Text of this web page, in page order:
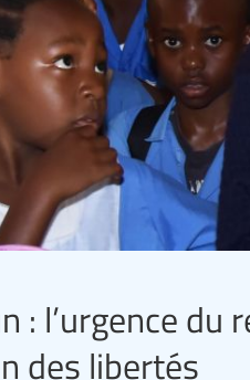
: l’urgence
des libertés